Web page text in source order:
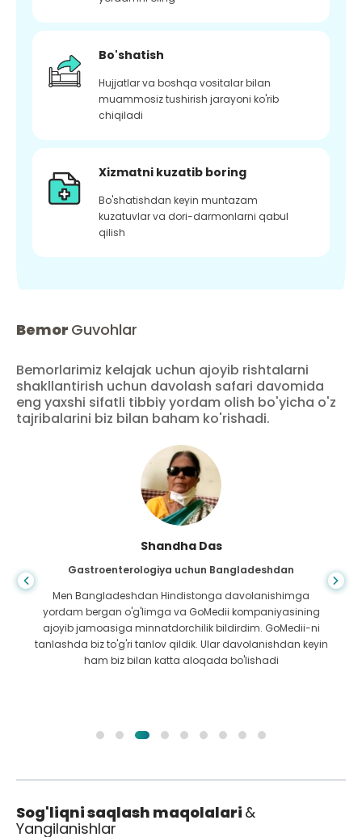
Bo'shatish
Hujjatlar va boshqa vositalar bilan
muammosiz tushirish jarayoni ko'rib
chiqiladi
Xizmatni kuzatib boring
Bo'shatishdan keyin muntazam
kuzatuvlar va dori-darmonlarni qabul
qilish
Bemor Guvohlar
Bemorlarimiz kelajak uchun ajoyib rishtalarni
shakllantirish uchun davolash safari davomida
eng yaxshi sifatli tibbiy yordam olish bo'yicha o'z
tajribalarini biz bilan baham ko'rishadi.
Shandha Das
Gastroenterologiya uchun Bangladeshdan
Men Bangladeshdan Hindistonga davolanishimga
yordam bergan o'g'limga va GoMedii kompaniyasining
ajoyib jamoasiga minnatdorchilik bildirdim. GoMedii-ni
tanlashda biz to'g'ri tanlov qildik. Ular davolanishdan keyin
ham biz bilan katta aloqada bo'lishadi
Sog'liqni saqlash maqolalari &
Yangilanishlar